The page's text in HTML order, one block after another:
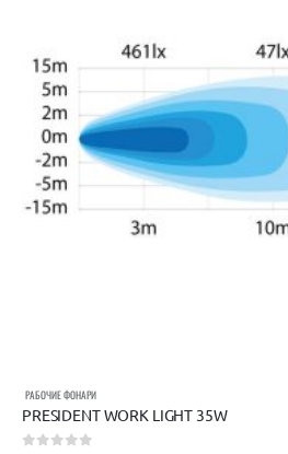
РАБОЧИЕ ФОНАРИ
PRESIDENT WORK LIGHT 35W